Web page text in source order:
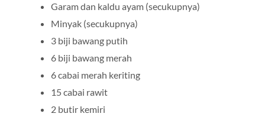
Garam dan kaldu ayam (secukupnya)
Minyak (secukupnya)
3 biji bawang putih
6 biji bawang merah
6 cabai merah keriting
15 cabai rawit
2 butir kemiri